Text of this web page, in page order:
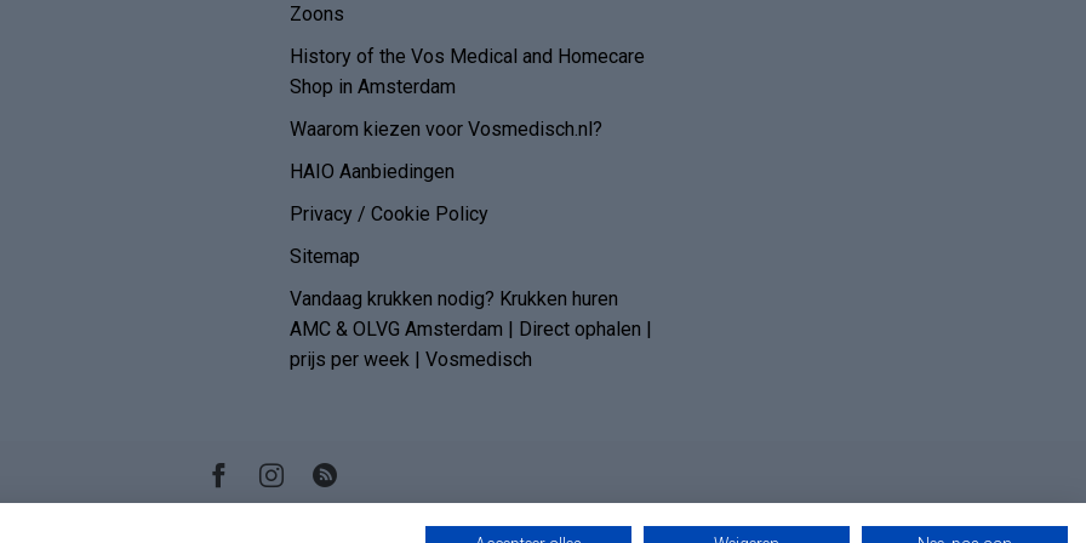
Zoons
History of the Vos Medical and Homecare
Shop in Amsterdam
Waarom kiezen voor Vosmedisch.nl?
HAIO Aanbiedingen
Privacy / Cookie Policy
Sitemap
Vandaag krukken nodig? Krukken huren
AMC & OLVG Amsterdam | Direct ophalen |
prijs per week | Vosmedisch